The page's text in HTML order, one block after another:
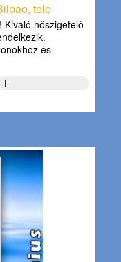
tele
Kiváló hőszigetelő
és
t